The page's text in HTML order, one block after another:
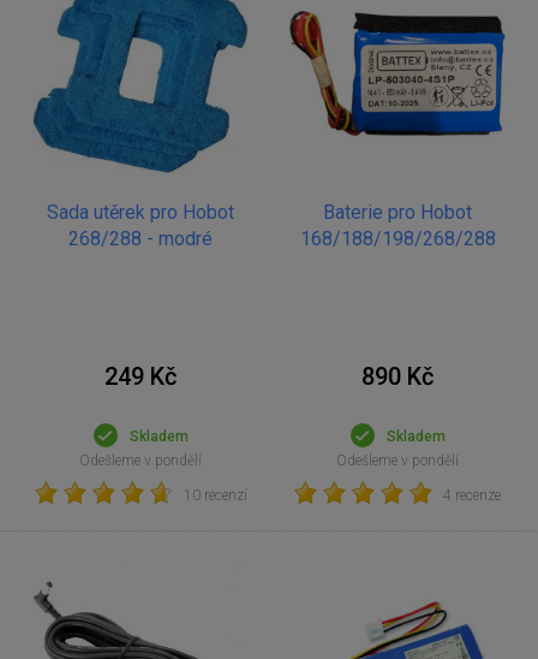
Sada utěrek pro Hobot
268/288 - modré
249 Kč
Skladem
Odešleme v pondělí
10 recenzí
Baterie pro Hobot
168/188/198/268/288
890 Kč
Skladem
Odešleme v pondělí
4 recenze